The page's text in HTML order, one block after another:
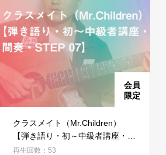
クラスメイト（Mr.Children）
【弾き語り・初～中級者講座・間
奏・STEP 07】
再生回数：53